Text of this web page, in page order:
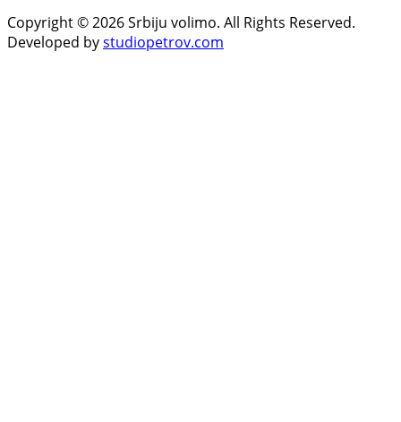
Copyright © 2026 Srbiju volimo. All Rights Reserved.
Developed bystudiopetrov.com